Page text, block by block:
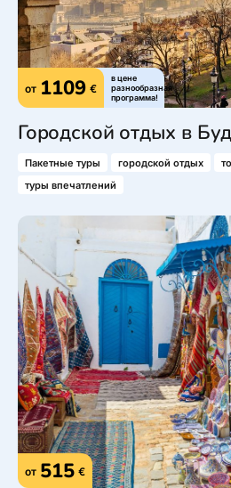
от 1109 €
в цене
разнообразная
программа!
Городской отдых в
Пакетные туры городской отдых
туры впечатлений
от 515 €